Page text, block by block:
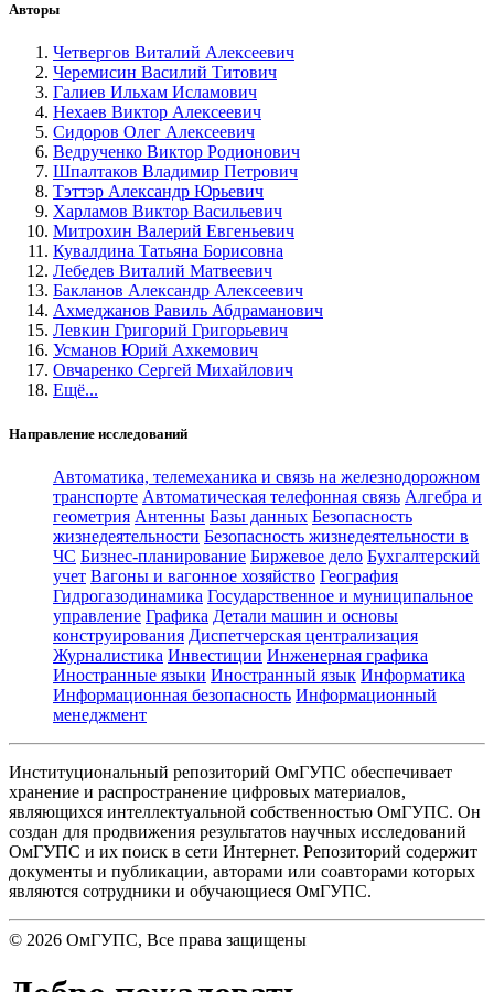
Авторы
Четвергов Виталий Алексеевич
Черемисин Василий Титович
Галиев Ильхам Исламович
Нехаев Виктор Алексеевич
Сидоров Олег Алексеевич
Ведрученко Виктор Родионович
Шпалтаков Владимир Петрович
Тэттэр Александр Юрьевич
Харламов Виктор Васильевич
Митрохин Валерий Евгеньевич
Кувалдина Татьяна Борисовна
Лебедев Виталий Матвеевич
Бакланов Александр Алексеевич
Ахмеджанов Равиль Абдраманович
Левкин Григорий Григорьевич
Усманов Юрий Ахкемович
Овчаренко Сергей Михайлович
Ещё...
Направление исследований
Автоматика, телемеханика и связь на железнодорожном
транспорте Автоматическая телефонная связь Алгебра и
геометрия Антенны Базы данных Безопасность
жизнедеятельности Безопасность жизнедеятельности в
ЧС Бизнес-планирование Биржевое дело Бухгалтерский
учет Вагоны и вагонное хозяйство География
Гидрогазодинамика Государственное и муниципальное
управление Графика Детали машин и основы
конструирования Диспетчерская централизация
Журналистика Инвестиции Инженерная графика
Иностранные языки Иностранный язык Информатика
Информационная безопасность Информационный
менеджмент
Институциональный репозиторий ОмГУПС обеспечивает
хранение и распространение цифровых материалов,
являющихся интеллектуальной собственностью ОмГУПС. Он
создан для продвижения результатов научных исследований
ОмГУПС и их поиск в сети Интернет. Репозиторий содержит
документы и публикации, авторами или соавторами которых
являются сотрудники и обучающиеся ОмГУПС.
© 2026 ОмГУПС, Все права защищены